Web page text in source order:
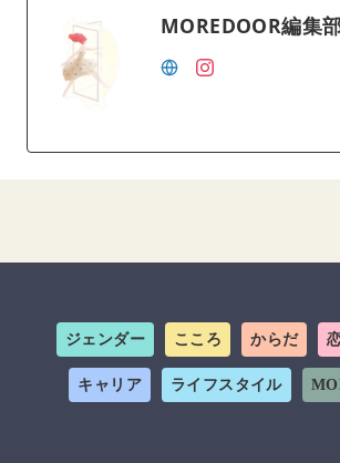
MOREDOOR編集
ジェンダー こころ からだ
キャリア ライフスタイル